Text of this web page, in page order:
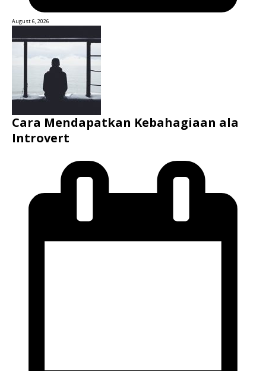
August 6, 2026
Cara Mendapatkan Kebahagiaan ala
Introvert